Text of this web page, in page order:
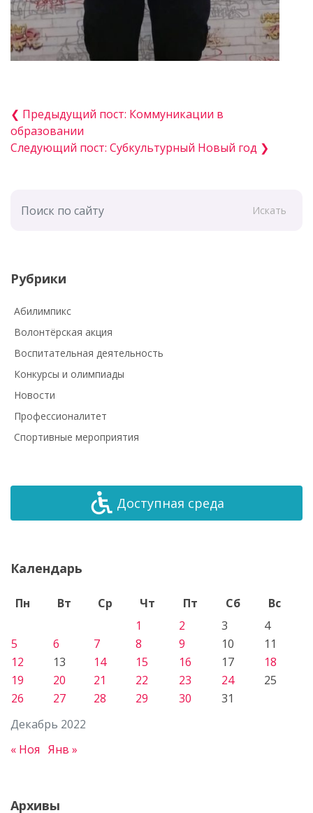
❮ Предыдущий пост: Коммуникации в
образовании
Следующий пост: Субкультурный Новый год ❯
Искать
Рубрики
Абилимпикс
Волонтёрская акция
Воспитательная деятельность
Конкурсы и олимпиады
Новости
Профессионалитет
Спортивные мероприятия
Доступная среда
Календарь
Декабрь 2022
Пн Вт Ср Чт Пт Сб
Вс
1
2 3
4
5
6 7 8 9 10
11
12
13 14 15 16 17
18
19
20 21 22 23 24
25
26
27 28 29 30 31
« Ноя Янв »
Архивы